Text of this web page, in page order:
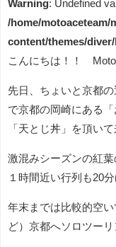
Warning: Undefined
/home/motoaceteam/
content/themes/
こんにちは！！
先日、ちょいと京都
で京都の岡崎にある
「天とじ丼」を頂い
激混みシーズンの紅
１時間近い行列も20
年末までは比較的空
ど）京都へソロツー